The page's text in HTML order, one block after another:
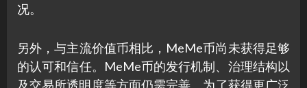
况。
另外，与主流价值币相比，MeMe币尚未获得足够
的认可和信任。MeMe币的发行机制、治理结构以
及交易所透明度等方面仍需完善。为了获得更广泛